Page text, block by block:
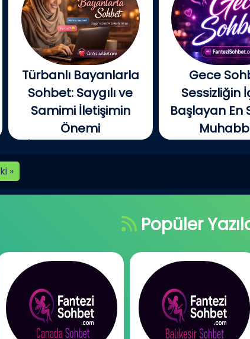
Türbanlı Bayanlarla
Sohbet: Saygılı ve
Samimi İletişimin
Önemi
İnternetin gelişmesiyle
Gece
Sessizliğin
Başlayan En
Gecenin
»
Popüler